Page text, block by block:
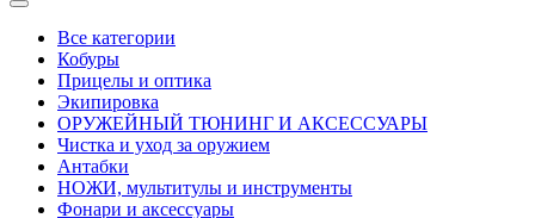
Все категории
Кобуры
Прицелы и оптика
Экипировка
ОРУЖЕЙНЫЙ ТЮНИНГ И АКСЕССУАРЫ
Чистка и уход за оружием
Антабки
НОЖИ, мультитулы и инструменты
Фонари и аксессуары